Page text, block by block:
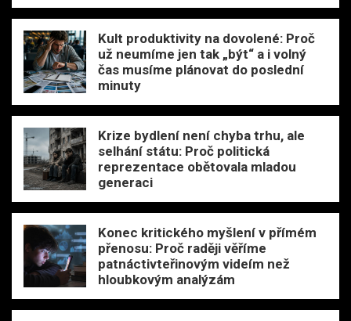
Kult produktivity na dovolené: Proč
už neumíme jen tak „být“ a i volný
čas musíme plánovat do poslední
minuty
Krize bydlení není chyba trhu, ale
selhání státu: Proč politická
reprezentace obětovala mladou
generaci
Konec kritického myšlení v přímém
přenosu: Proč raději věříme
patnáctivteřinovým videím než
hloubkovým analýzám